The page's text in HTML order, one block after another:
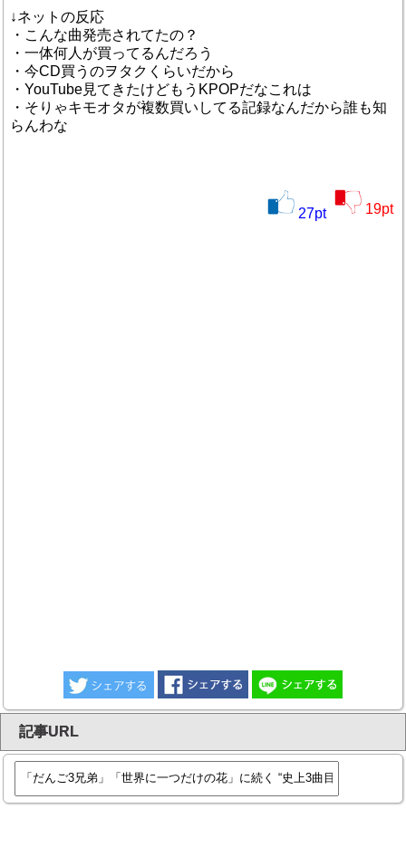
↓ネットの反応
・こんな曲発売されてたの？
・一体何人が買ってるんだろう
・今CD買うのヲタクくらいだから
・YouTube見てきたけどもうKPOPだなこれは
・そりゃキモオタが複数買いしてる記録なんだから誰も知
らんわな
27pt 19pt
記事URL